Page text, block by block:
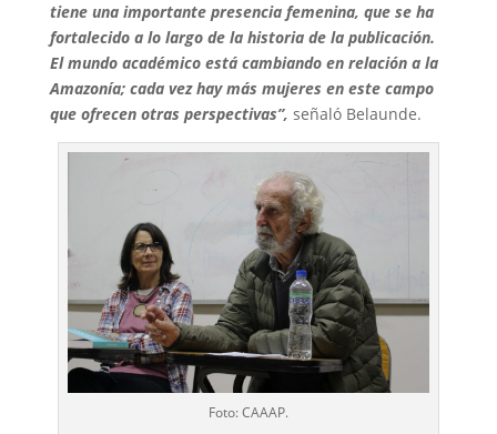
tiene una importante presencia femenina, que se ha
fortalecido a lo largo de la historia de la publicación.
El mundo académico está cambiando en relación a la
Amazonía; cada vez hay más mujeres en este campo
que ofrecen otras perspectivas”, señaló Belaunde.
Foto: CAAAP.